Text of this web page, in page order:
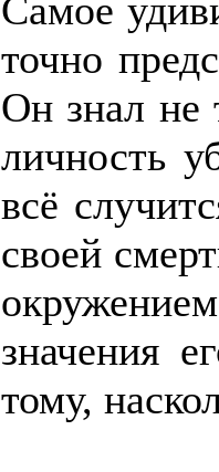
Самое
точно
Он знал не
личность
всё
своей
значения
тому,